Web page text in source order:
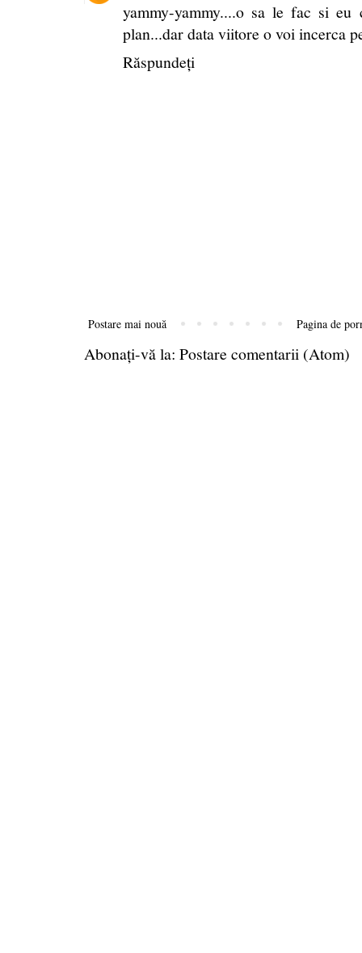
yammy-yammy....o sa le fac si
plan...dar data viitore o voi incerca
Răspundeți
Postare mai nouă Pagina de
Abonați-vă la: Postare comentarii (Atom)